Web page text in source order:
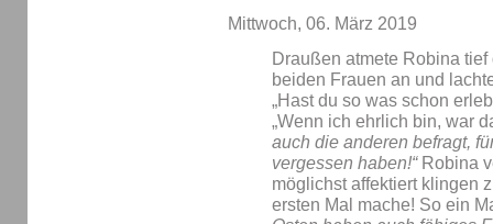
Mittwoch, 06. März 2019
Draußen atmete Robina
beiden Frauen an und
„Hast du so was schon
„Wenn ich ehrlich bin, war
auch die anderen befragt,
vergessen haben!“Robina
möglichst affektiert klingen
ersten Mal mache! So ein